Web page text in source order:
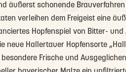
äußerst schonende
verleihen dem Freigeist eine
Hopfenspiel von Bitter-
neue Hallertauer Hopfensorte
Frische und